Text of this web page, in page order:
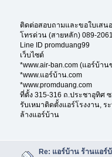
ติดต่อสอบถามและขอใบเสน
โทรด่วน (สายหลัก) 089-
Line ID promduang99
เว็บไซต์
*www.air-ban.com (แอร์บ้าน
*www.แอร์บ้าน.com
*www.promduang.com
ที่ตั้ง 315-316 ถ.ประชาอุทิศ
รับเหมาติดตั้งแอร์โรงงาน,
ล้างแอร์บ้าน
Re: แอร์บ้าน ร้านแอร์